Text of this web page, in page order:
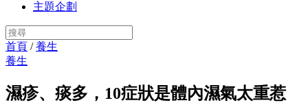
主題企劃
首頁 /養生
養生
濕疹、痰多，10症狀是體內濕氣太重惹